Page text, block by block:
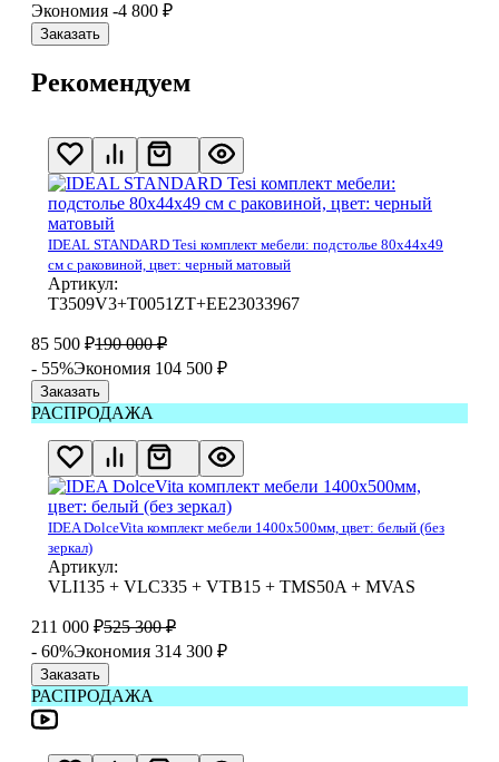
Экономия -4 800 ₽
Заказать
Рекомендуем
IDEAL STANDARD Tesi комплект мебели: подстолье 80x44x49
см с раковиной, цвет: черный матовый
Артикул:
T3509V3+T0051ZT+EE23033967
85 500 ₽190 000 ₽
- 55%Экономия 104 500 ₽
Заказать
РАСПРОДАЖА
IDEA DolceVita комплект мебели 1400x500мм, цвет: белый (без
зеркал)
Артикул:
VLI135 + VLC335 + VTB15 + TMS50A + MVAS
211 000 ₽525 300 ₽
- 60%Экономия 314 300 ₽
Заказать
РАСПРОДАЖА